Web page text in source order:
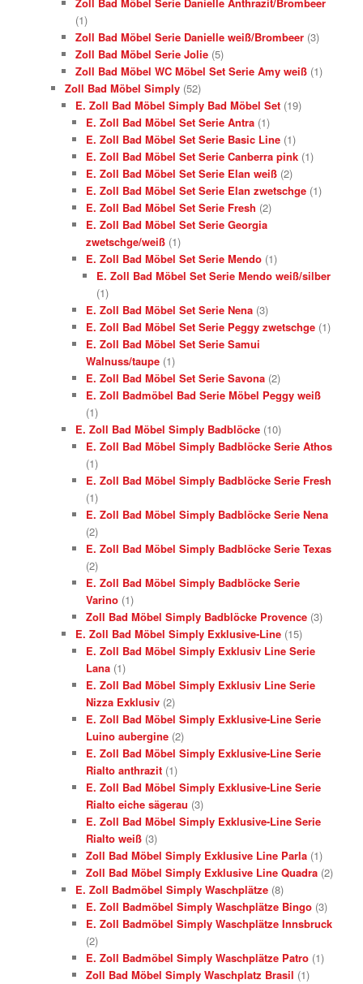
(1)
Zoll Bad Möbel Serie Danielle weiß/Brombeer (3)
Zoll Bad Möbel Serie Jolie (5)
Zoll Bad Möbel WC Möbel Set Serie Amy weiß (1)
Zoll Bad Möbel Simply (52)
E. Zoll Bad Möbel Simply Bad Möbel Set (19)
E. Zoll Bad Möbel Set Serie Antra (1)
E. Zoll Bad Möbel Set Serie Basic Line (1)
E. Zoll Bad Möbel Set Serie Canberra pink (1)
E. Zoll Bad Möbel Set Serie Elan weiß (2)
E. Zoll Bad Möbel Set Serie Elan zwetschge (1)
E. Zoll Bad Möbel Set Serie Fresh (2)
E. Zoll Bad Möbel Set Serie Georgia
zwetschge/weiß (1)
E. Zoll Bad Möbel Set Serie Mendo (1)
E. Zoll Bad Möbel Set Serie Mendo weiß/silber
(1)
E. Zoll Bad Möbel Set Serie Nena (3)
E. Zoll Bad Möbel Set Serie Peggy zwetschge (1)
E. Zoll Bad Möbel Set Serie Samui
Walnuss/taupe (1)
E. Zoll Bad Möbel Set Serie Savona (2)
E. Zoll Badmöbel Bad Serie Möbel Peggy weiß
(1)
E. Zoll Bad Möbel Simply Badblöcke (10)
E. Zoll Bad Möbel Simply Badblöcke Serie Athos
(1)
E. Zoll Bad Möbel Simply Badblöcke Serie Fresh
(1)
E. Zoll Bad Möbel Simply Badblöcke Serie Nena
(2)
E. Zoll Bad Möbel Simply Badblöcke Serie Texas
(2)
E. Zoll Bad Möbel Simply Badblöcke Serie
Varino (1)
Zoll Bad Möbel Simply Badblöcke Provence (3)
E. Zoll Bad Möbel Simply Exklusive-Line (15)
E. Zoll Bad Möbel Simply Exklusiv Line Serie
Lana (1)
E. Zoll Bad Möbel Simply Exklusiv Line Serie
Nizza Exklusiv (2)
E. Zoll Bad Möbel Simply Exklusive-Line Serie
Luino aubergine (2)
E. Zoll Bad Möbel Simply Exklusive-Line Serie
Rialto anthrazit (1)
E. Zoll Bad Möbel Simply Exklusive-Line Serie
Rialto eiche sägerau (3)
E. Zoll Bad Möbel Simply Exklusive-Line Serie
Rialto weiß (3)
Zoll Bad Möbel Simply Exklusive Line Parla (1)
Zoll Bad Möbel Simply Exklusive Line Quadra (2)
E. Zoll Badmöbel Simply Waschplätze (8)
E. Zoll Badmöbel Simply Waschplätze Bingo (3)
E. Zoll Badmöbel Simply Waschplätze Innsbruck
(2)
E. Zoll Badmöbel Simply Waschplätze Patro (1)
Zoll Bad Möbel Simply Waschplatz Brasil (1)